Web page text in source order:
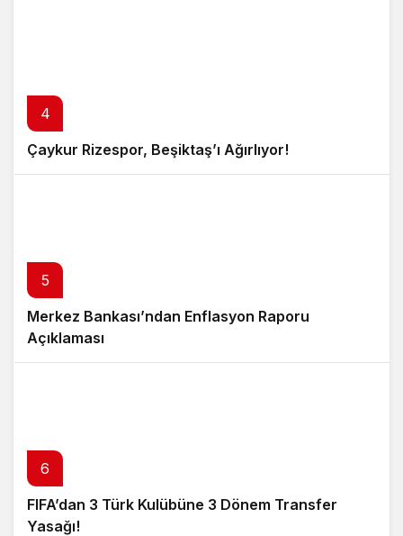
4
Çaykur Rizespor, Beşiktaş’ı Ağırlıyor!
5
Merkez Bankası’ndan Enflasyon Raporu
Açıklaması
6
FIFA’dan 3 Türk Kulübüne 3 Dönem Transfer
Yasağı!